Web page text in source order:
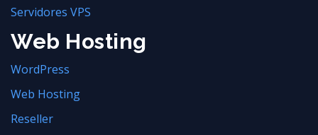
Servidores VPS
Web Hosting
WordPress
Web Hosting
Reseller